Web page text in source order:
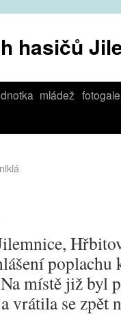
hasičů
mládež
poplachu
místě již byl
vrátila se zpět